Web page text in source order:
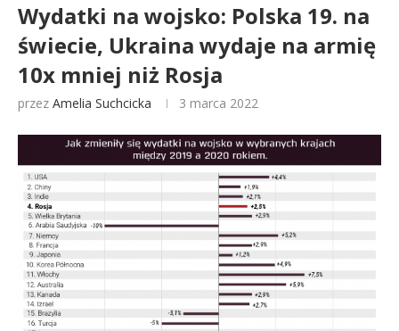
Wydatki na wojsko: Polska 19. na
świecie, Ukraina wydaje na armię
10x mniej niż Rosja
przez Amelia Suchcicka 3 marca 2022